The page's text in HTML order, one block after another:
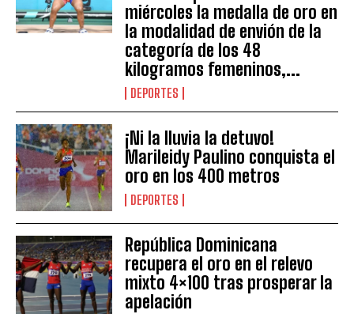
miércoles la medalla de oro en
la modalidad de envión de la
categoría de los 48
kilogramos femeninos,...
DEPORTES
¡Ni la lluvia la detuvo!
Marileidy Paulino conquista el
oro en los 400 metros
DEPORTES
República Dominicana
recupera el oro en el relevo
mixto 4×100 tras prosperar la
apelación